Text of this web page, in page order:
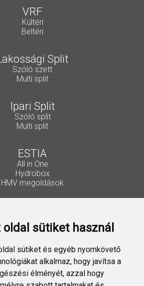
oldal sütiket használ
sütiket és egyéb nyomkövető
alkalmaz, hogy javítsa a
élményét, azzal hogy
VRF
Kültéri
Beltéri
Split
Szóló szett
Multi split
Ipari Split
Szóló split
Multi split
ESTIA
All in One
Hydrobox
HMV megoldások
Lakossági Split
Ipari Split
ESTIA
Szellőztetés